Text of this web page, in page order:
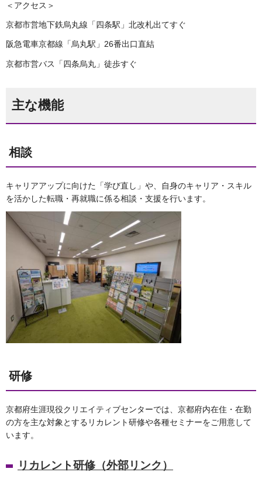
＜アクセス＞
京都市営地下鉄烏丸線「四条駅」北改札出てすぐ
阪急電車京都線「烏丸駅」26番出口直結
京都市営バス「四条烏丸」徒歩すぐ
主な機能
相談
キャリアアップに向けた「学び直し」や、自身のキャリア・スキル
を活かした転職・再就職に係る相談・支援を行います。
研修
京都府生涯現役クリエイティブセンターでは、京都府内在住・在勤
の方を主な対象とするリカレント研修や各種セミナーをご用意して
います。
リカレント研修（外部リンク）